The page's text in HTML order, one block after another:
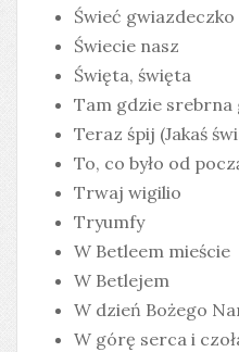
Świeć gwiazdeczko
Świecie nasz
Święta, święta
Tam gdzie srebrna
Teraz śpij (Jakaś
To, co było od
Trwaj wigilio
Tryumfy
W Betleem mieście
W Betlejem
W dzień Bożego
W górę serca i